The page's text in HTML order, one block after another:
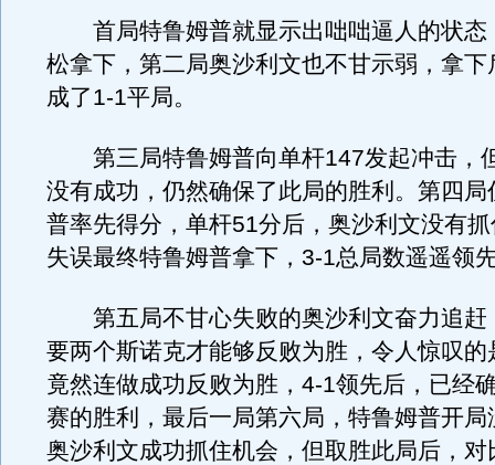
首局特鲁姆普就显示出咄咄逼人的状态
松拿下，第二局奥沙利文也不甘示弱，拿下
成了1-1平局。
第三局特鲁姆普向单杆147发起冲击，
没有成功，仍然确保了此局的胜利。第四局
普率先得分，单杆51分后，奥沙利文没有
失误最终特鲁姆普拿下，3-1总局数遥遥领
第五局不甘心失败的奥沙利文奋力追赶
要两个斯诺克才能够反败为胜，令人惊叹的
竟然连做成功反败为胜，4-1领先后，已经
赛的胜利，最后一局第六局，特鲁姆普开局
奥沙利文成功抓住机会，但取胜此局后，对